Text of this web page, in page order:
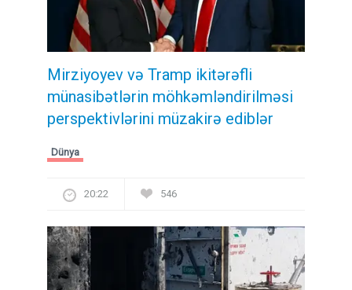
Mirziyoyev və Tramp ikitərəfli
münasibətlərin möhkəmləndirilməsi
perspektivlərini müzakirə ediblər
Dünya
20:22 546